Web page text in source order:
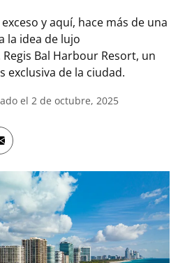
y aquí, hace más de una
la idea de lujo
Bal Harbour Resort, un
exclusiva de la ciudad.
el 2 de octubre, 2025